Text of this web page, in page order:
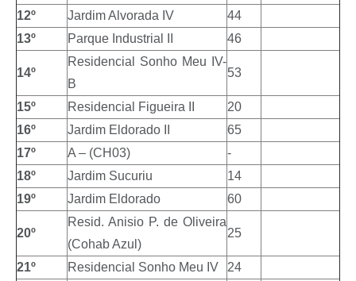
12º
Jardim Alvorada IV
44
13º
Parque Industrial II 46
14º
Residencial Sonho Meu IV-
B
53
15º Residencial Figueira II
20
16º
Jardim Eldorado II
65
17º
A – (CH03)
-
18º
Jardim Sucuriu
14
19º
Jardim Eldorado 60
20º
Resid. Anisio P. de Oliveira
(Cohab Azul)
25
21º Residencial Sonho Meu IV
24